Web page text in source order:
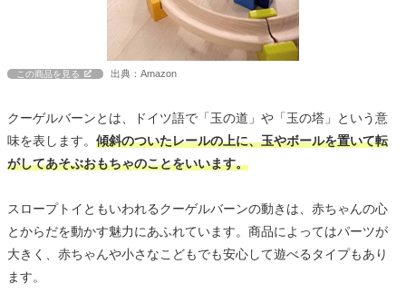
この商品を見る 出典：Amazon
クーゲルバーンとは、ドイツ語で「玉の道」や「玉の塔」という意
味を表します。 傾斜のついたレールの上に、玉やボールを置いて転
がしてあそぶおもちゃのことをいいます。
スロープトイともいわれるクーゲルバーンの動きは、赤ちゃんの心
とからだを動かす魅力にあふれています。商品によってはパーツが
大きく、赤ちゃんや小さなこどもでも安心して遊べるタイプもあり
ます。